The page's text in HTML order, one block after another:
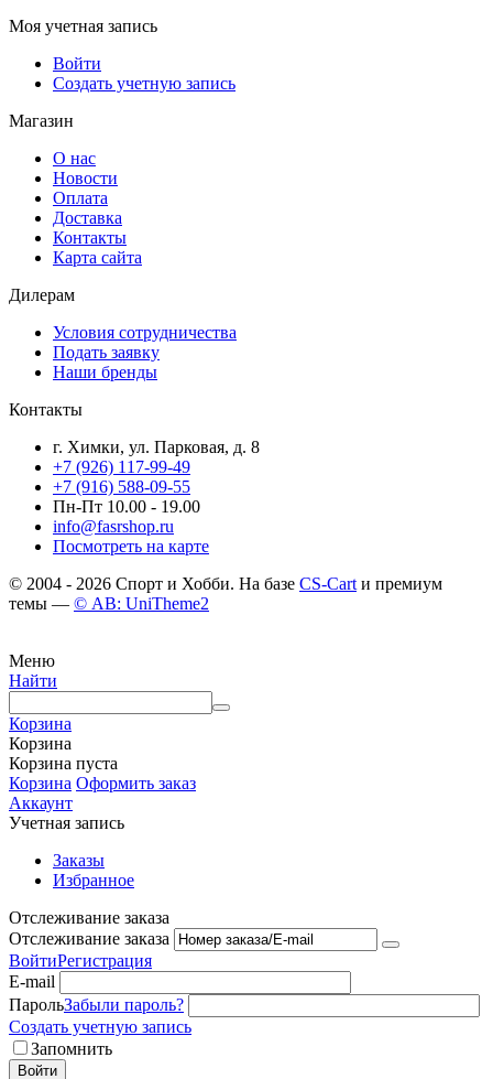
Моя учетная запись
Войти
Создать учетную запись
Магазин
О нас
Новости
Оплата
Доставка
Контакты
Карта сайта
Дилерам
Условия сотрудничества
Подать заявку
Наши бренды
Контакты
г. Химки, ул. Парковая, д. 8
+7 (926) 117-99-49
+7 (916) 588-09-55
Пн-Пт 10.00 - 19.00
info@fasrshop.ru
Посмотреть на карте
© 2004 - 2026 Спорт и Хобби. На базе CS-Cart и премиум
темы — © AB: UniTheme2
Меню
Найти
Корзина
Корзина
Корзина пуста
Корзина Оформить заказ
Аккаунт
Учетная запись
Заказы
Избранное
Отслеживание заказа
Отслеживание заказа
ВойтиРегистрация
E-mail
ПарольЗабыли пароль?
Создать учетную запись
Запомнить
Войти